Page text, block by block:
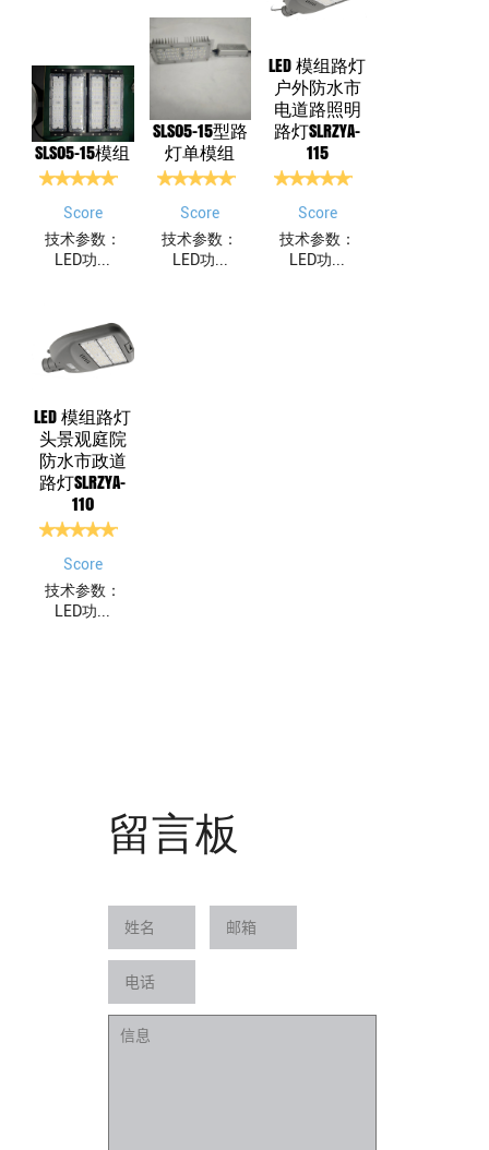
SLS05-15模组
Score
技术参数：
LED功...
SLS05-15型路
灯单模组
Score
技术参数：
LED功...
LED 模组路灯
户外防水市
电道路照明
路灯SLRZYA-
115
Score
技术参数：
LED功...
LED 模组路灯
头景观庭院
防水市政道
路灯SLRZYA-
110
Score
技术参数：
LED功...
留言板